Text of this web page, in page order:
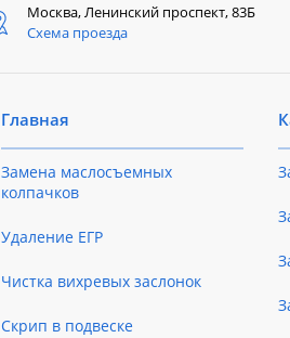
Москва, Ленинский проспект, 83Б
Схема проезда
Главная
Замена маслосъемных
колпачков
Удаление ЕГР
Чистка вихревых заслонок
Скрип в подвеске